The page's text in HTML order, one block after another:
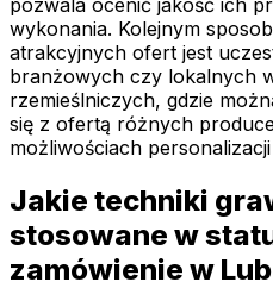
wykonania. Kolejnym
atrakcyjnych ofert jest
branżowych czy lokalnych
rzemieślniczych, gdzie
się z ofertą różnych
możliwościach
Jakie techniki
stosowane w
zamówienie w